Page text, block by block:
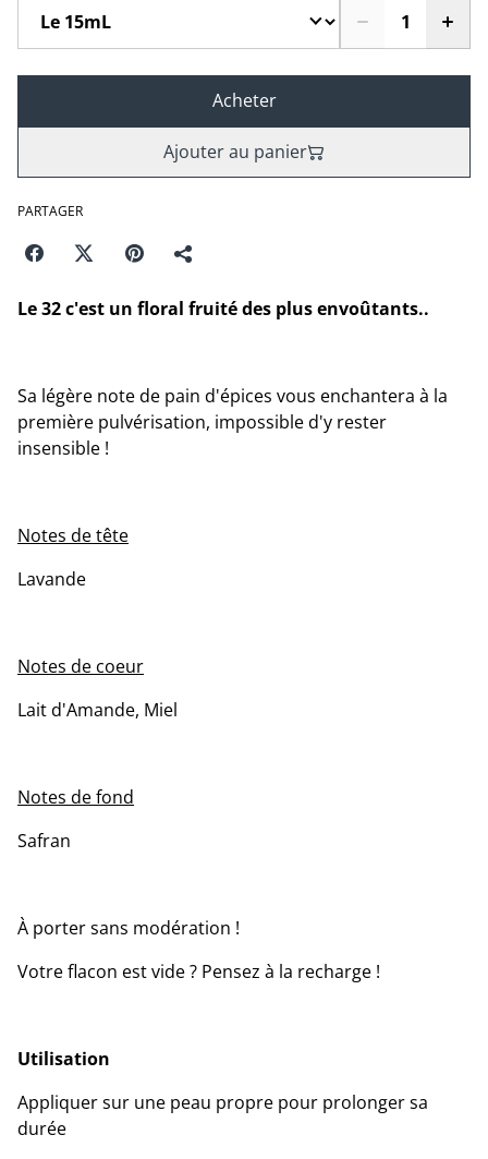
Acheter
Ajouter au panier
PARTAGER
Le 32 c'est un floral fruité des plus envoûtants..
Sa légère note de pain d'épices vous enchantera à la
première pulvérisation, impossible d'y rester
insensible !
Notes de tête
Lavande
Notes de coeur
Lait d'Amande, Miel
Notes de fond
Safran
À porter sans modération !
Votre flacon est vide ? Pensez à la recharge !
Utilisation
Appliquer sur une peau propre pour prolonger sa
durée